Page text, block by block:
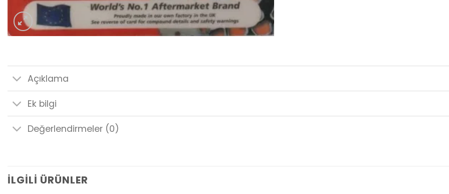
Açıklama
Ek bilgi
Değerlendirmeler (0)
İLGILI ÜRÜNLER